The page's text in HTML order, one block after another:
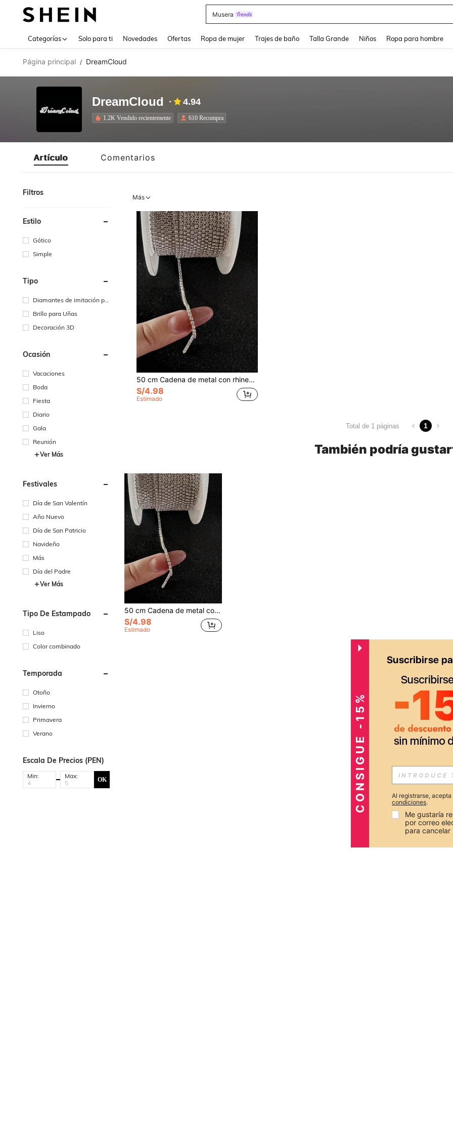
Musera
Categorías Solo para ti Novedades Ofertas Ropa de mujer Trajes de baño Talla Grande Niños Ropa para hombre
Página principal / DreamCloud
DreamCloud 4.94
1.2K Vendido recientemente 610 Recompra
Artículo Comentarios
Filtros
Estilo
Gótico
Simple
Tipo
Diamantes de imitación pa
Brillo para Uñas
Decoración 3D
Ocasión
Vacaciones
Boda
Fiesta
Diario
Gala
Reunión
Ver Más
Festivales
Día de San Valentín
Año Nuevo
Día de San Patricio
Navideño
Más
Día del Padre
Ver Más
Tipo De Estampado
Liso
Color combinado
Temporada
Otoño
Invierno
Primavera
Verano
Escala De Precios (PEN)
Min: Max: OK
Más
50 cm Cadena de metal con rhinestones, Cadena de joyería SS4.5, Decoración de arte de uñas, Decoración de metal con rhinestones de lujo ultra brillante en 3D, Accesorio de uñas DIY recortable, Suministros de uñas, Encantos de uñas, Gemas de uñas
S/4.98
Estimado
Total de 1 páginas 1
También podría
50 cm Cadena de metal con rhinestones, Cadena de joyería SS4.5, Decoración de arte de uñas, Decoración de metal con rhinestones de lujo ultra brillante en 3D, Accesorio de uñas DIY recortable, Suministros de uñas, Encantos de uñas, Gemas de uñas
S/4.98
Estimado
CONSIGUE -15%
Al registrarse,
condiciones.
Me gustaría
por correo
para cancelar